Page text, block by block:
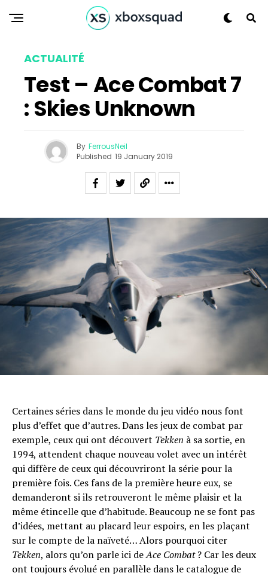
ACTUALITÉ
Test – Ace Combat 7
: Skies Unknown
By FerrousNeil
Published 19 January 2019
Certaines séries dans le monde du jeu vidéo nous font
plus d’effet que d’autres. Dans les jeux de combat par
exemple, ceux qui ont découvert Tekken à sa sortie, en
1994, attendent chaque nouveau volet avec un intérêt
qui diffère de ceux qui découvriront la série pour la
première fois. Ces fans de la première heure eux, se
demanderont si ils retrouveront le même plaisir et la
même étincelle que d’habitude. Beaucoup ne se font pas
d’idées, mettant au placard leur espoirs, en les plaçant
sur le compte de la naïveté… Alors pourquoi citer
Tekken, alors qu’on parle ici deAce Combat? Car les deux
ont toujours évolué en parallèle dans le catalogue de